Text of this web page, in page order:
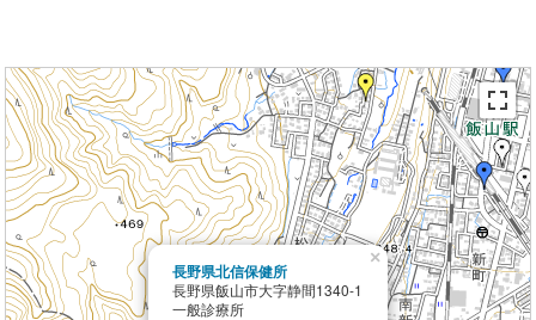
長野県北信保健所
長野県飯山市大字静間1340-1
一般診療所
×